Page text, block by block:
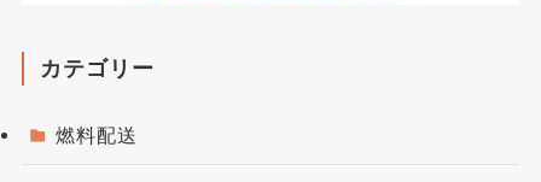
カテゴリー
燃料配送